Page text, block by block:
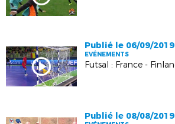
Publié le 06/09/2019
EVÉNEMENTS
Publié le 08/08/2019